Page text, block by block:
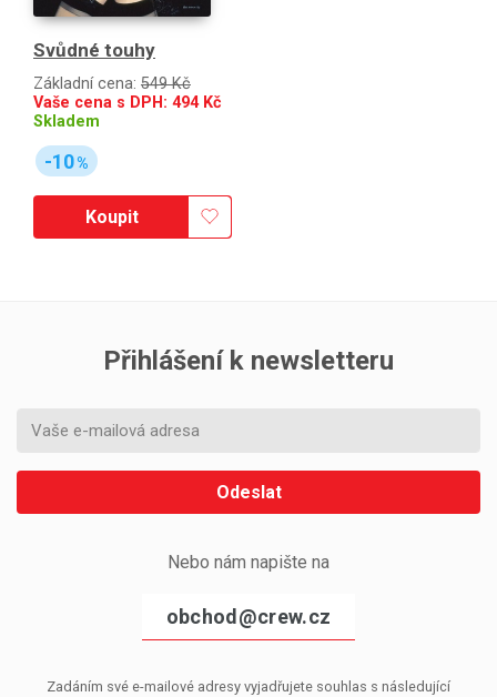
Svůdné touhy
Základní cena: 549 Kč
Vaše cena s DPH: 494Kč
Skladem
-10%
Koupit
Přihlášení k newsletteru
Odeslat
Nebo nám napište na
obchod@crew.cz
Zadáním své e-mailové adresy vyjadřujete souhlas s následující